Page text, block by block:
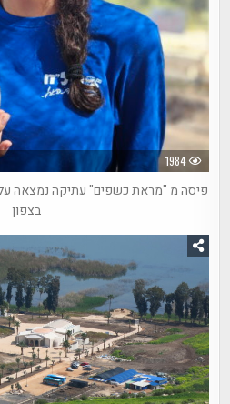
1984
פיסה מ "מראת כשפים" עתיקה נמצאה על
בצפון